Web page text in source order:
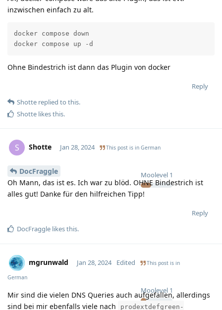
inzwischen einfach zu alt.
docker compose down
docker compose up -d
Ohne Bindestrich ist dann das Plugin von docker
Reply
Shotte replied to this.
Shotte likes this.
S Shotte
Moolevel 1
Jan 28, 2024 This post is in German
DocFraggle
Oh Mann, das ist es. Ich war zu blöd. OHNE Bindestrich ist
alles gut! Danke für den hilfreichen Tipp!
Reply
DocFraggle likes this.
mgrunwald
Moolevel 1
Jan 28, 2024 Edited This post is in
German
Mir sind die vielen DNS Queries auch aufgefallen, allerdings
sind bei mir ebenfalls viele nach
prodextdefgreen-